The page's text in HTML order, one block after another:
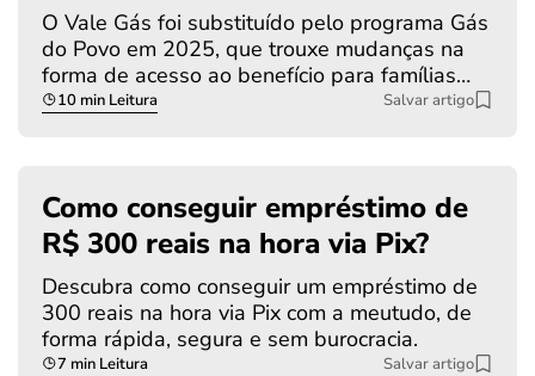
O Vale Gás foi substituído pelo programa Gás
do Povo em 2025, que trouxe mudanças na
forma de acesso ao benefício para famílias…
10 min Leitura Salvar artigo
Como conseguir empréstimo de
R$ 300 reais na hora via Pix?
Descubra como conseguir um empréstimo de
300 reais na hora via Pix com a meutudo, de
forma rápida, segura e sem burocracia.
7 min Leitura Salvar artigo